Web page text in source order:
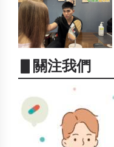
▋關注我們